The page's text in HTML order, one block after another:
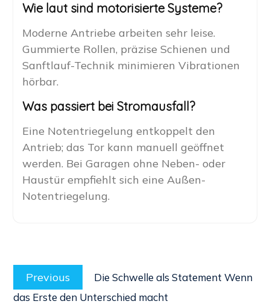
Wie laut sind motorisierte Systeme?
Moderne Antriebe arbeiten sehr leise.
Gummierte Rollen, präzise Schienen und
Sanftlauf-Technik minimieren Vibrationen
hörbar.
Was passiert bei Stromausfall?
Eine Notentriegelung entkoppelt den
Antrieb; das Tor kann manuell geöffnet
werden. Bei Garagen ohne Neben- oder
Haustür empfiehlt sich eine Außen-
Notentriegelung.
Post
navigation
Previous
Previous
post:
Die Schwelle als Statement Wenn
das Erste den Unterschied macht